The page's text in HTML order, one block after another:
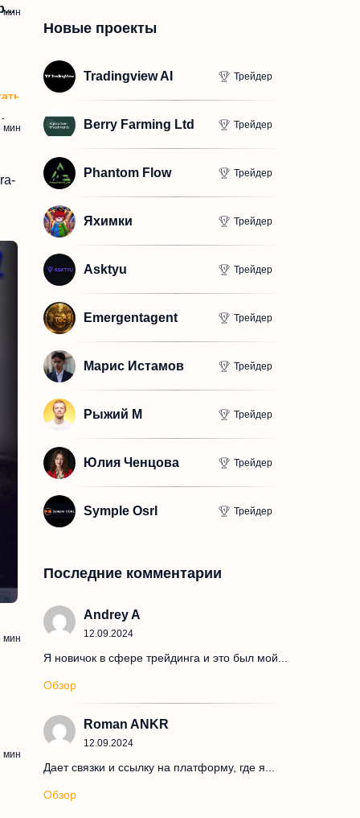
мин
мин
мин
мин
Новые проекты
Tradingview AI Трейдер
Berry Farming Ltd Трейдер
Phantom Flow Трейдер
Яхимки Трейдер
Asktyu Трейдер
Emergentagent Трейдер
Марис Истамов Трейдер
Рыжий М Трейдер
Юлия Ченцова Трейдер
Symple Osrl Трейдер
Последние комментарии
Andrey A
12.09.2024
Я новичок в сфере трейдинга и это был мой...
Обзор
Roman ANKR
12.09.2024
Дает связки и ссылку на платформу, где я...
Обзор